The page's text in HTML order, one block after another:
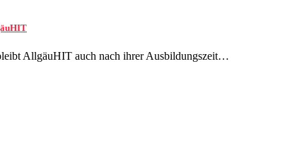
AllgäuHIT auch nach ihrer Ausbildungszeit…